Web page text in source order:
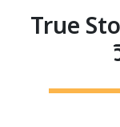
True